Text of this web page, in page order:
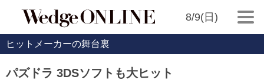
8/9(日)
ヒットメーカーの舞台裏
パズドラ 3DSソフトも大ヒット